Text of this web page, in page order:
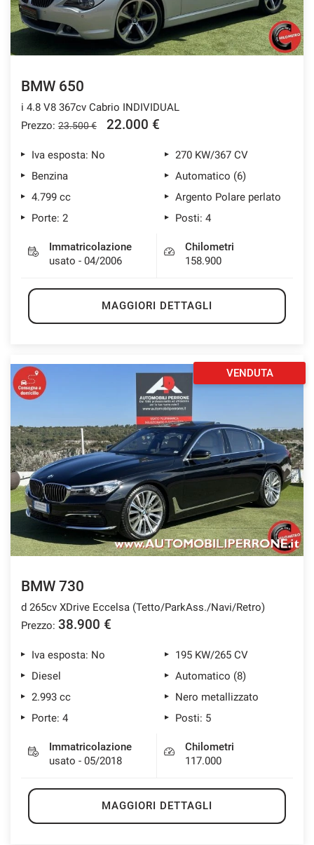
BMW 650
i 4.8 V8 367cv Cabrio INDIVIDUAL
Prezzo: 23.500 € 22.000 €
Iva esposta: No
270 KW/367 CV
Benzina
Automatico (6)
4.799 cc
Argento Polare perlato
Porte: 2
Posti: 4
Immatricolazione
usato - 04/2006
Chilometri
158.900
MAGGIORI DETTAGLI
VENDUTA
BMW 730
d 265cv XDrive Eccelsa (Tetto/ParkAss./Navi/Retro)
Prezzo: 38.900 €
Iva esposta: No
195 KW/265 CV
Diesel
Automatico (8)
2.993 cc
Nero metallizzato
Porte: 4
Posti: 5
Immatricolazione
usato - 05/2018
Chilometri
117.000
MAGGIORI DETTAGLI